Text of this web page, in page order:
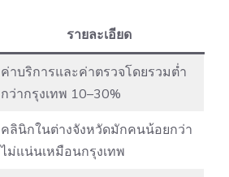
รายละเอียด
ค่าบริการและค่าตรวจโดยรวมต่ำ
กว่ากรุงเทพ 10–30%
คลินิกในต่างจังหวัดมักคนน้อยกว่า
ไม่แน่นเหมือนกรุงเทพ